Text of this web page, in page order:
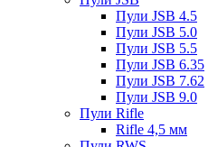
Пули JSB 4.5
Пули JSB 5.0
Пули JSB 5.5
Пули JSB 6.35
Пули JSB 7.62
Пули JSB 9.0
Пули Rifle
Rifle 4,5 мм